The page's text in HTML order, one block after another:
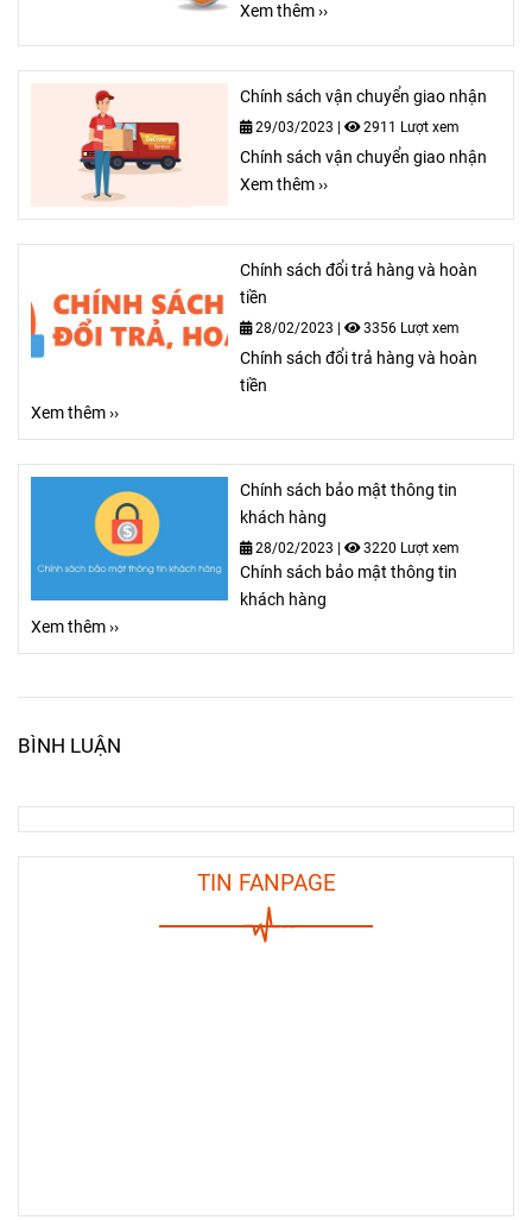
Xem thêm ››
Chính sách vận chuyển giao nhận
29/03/2023 | 2911 Lượt xem
Chính sách vận chuyển giao nhận
Xem thêm ››
Chính sách đổi trả hàng và hoàn
tiền
28/02/2023 | 3356 Lượt xem
Chính sách đổi trả hàng và hoàn
tiền
Xem thêm ››
Chính sách bảo mật thông tin
khách hàng
28/02/2023 | 3220 Lượt xem
Chính sách bảo mật thông tin
khách hàng
Xem thêm ››
BÌNH LUẬN
TIN FANPAGE